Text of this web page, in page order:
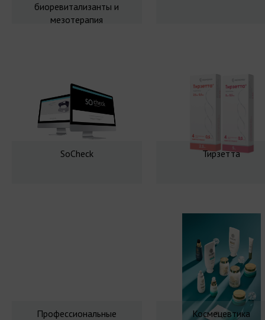
биоревитализанты и
мезотерапия
SoCheck Тирзетта
Профессиональные
Космецевтика